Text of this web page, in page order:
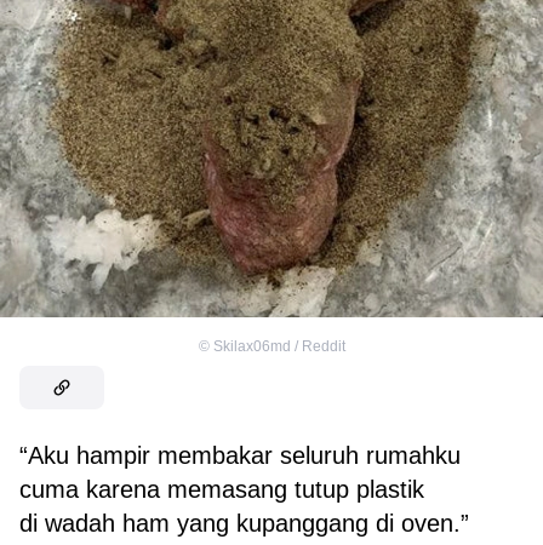
© Skilax06md / Reddit
“Aku hampir membakar seluruh rumahku
cuma karena memasang tutup plastik
di wadah ham yang kupanggang di oven.”